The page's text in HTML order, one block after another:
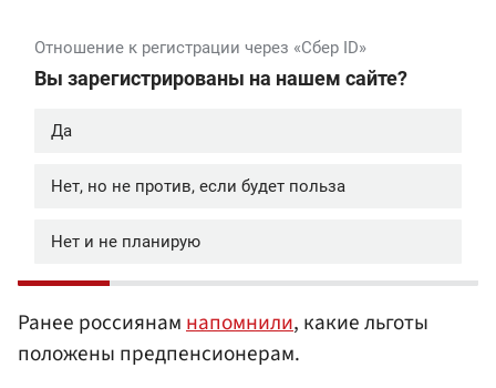
Ранее россиянамнапомнили, какие льготы
положены предпенсионерам.